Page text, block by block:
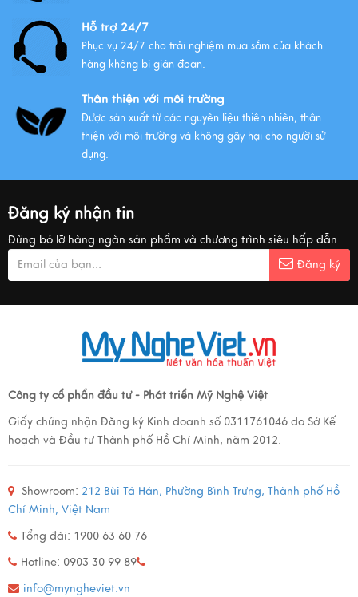
Hỗ trợ 24/7
Phục vụ 24/7 cho trải nghiệm mua sắm của khách
hàng không bị gián đoạn.
Thân thiện với môi trường
Được sản xuất từ các nguyên liệu thiên nhiên, thân
thiện với môi trường và không gây hại cho người sử
dụng.
Đăng ký nhận tin
Đừng bỏ lỡ hàng ngàn sản phẩm và chương trình siêu hấp dẫn
Đăng ký
Công ty cổ phẩn đầu tư - Phát triển Mỹ Nghệ Việt
Giấy chứng nhận Đăng ký Kinh doanh số 0311761046 do Sở Kế
hoạch và Đầu tư Thành phố Hồ Chí Minh, năm 2012.
Showroom: 212 Bùi Tá Hán, Phường Bình Trưng, Thành phố Hồ
Chí Minh, Việt Nam
Tổng đài: 1900 63 60 76
Hotline: 0903 30 99 89
info@myngheviet.vn